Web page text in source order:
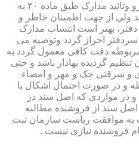
گرچه وظیفه کنترل اصالت خودرو وتائید مدارک طبق ماده ۲۰ به
ولی از جهت اطمینان خاطر و
بهتر است انتساب مدارک
احراز گردد وتوصیه می
دقت کافی معمول گردد به
گردیده بهادار باشد و حتی
و سرقتی چک و مهر و امضاء
و در صورت احتمال اشکال با
در مواردی که اصل سند در
سند از فروشنده مطالبه
مورد بند ۵ با عنایت به موافقت ریاست سازمان ثبت
نام فروشنده نیازی نیست .